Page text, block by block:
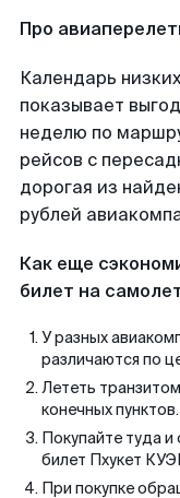
Про
Календарь
показывает
неделю по
рейсов с
дорогая из
рублей
Как еще
билет на
У разных
различаются по
Лететь
конечных пунктов.
Покупайте туда
билет Пхукет
При покупке